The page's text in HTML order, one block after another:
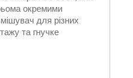
окремими
для різних
та гнучке